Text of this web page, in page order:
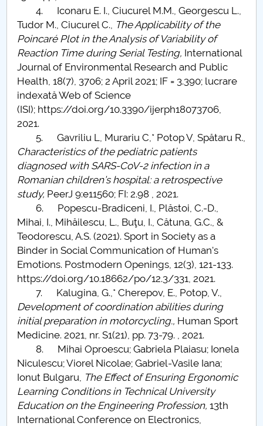
4. Iconaru E. I., Ciucurel M.M., Georgescu L.,
Tudor M., Ciucurel C., The Applicability of the
Poincaré Plot in the Analysis of Variability of
Reaction Time during Serial Testing, International
Journal of Environmental Research and Public
Health, 18(7), 3706; 2 April 2021; IF = 3.390; lucrare
indexată Web of Science
(ISI); https://doi.org/10.3390/ijerph18073706,
2021.
5. Gavriliu L, Murariu C,* Potop V, Spătaru R.,
Characteristics of the pediatric patients
diagnosed with SARS-CoV-2 infection in a
Romanian children’s hospital: a retrospective
study, PeerJ 9:e11560; FI: 2.98 , 2021.
6. Popescu-Bradiceni, I., Plăstoi, C.-D.,
Mihai, I., Mihăilescu, L., Buţu, I., Cătuna, G.C., &
Teodorescu, A.S. (2021). Sport in Society as a
Binder in Social Communication of Human's
Emotions. Postmodern Openings, 12(3), 121-133.
https://doi.org/10.18662/po/12.3/331, 2021.
7. Kalugina, G.,* Cherepov, E., Potop, V.,
Development of coordination abilities during
initial preparation in motorcycling., Human Sport
Medicine. 2021, nr. S1(21), pp. 73-79. , 2021.
8. Mihai Oproescu; Gabriela Plaiasu; Ionela
Niculescu; Viorel Nicolae; Gabriel-Vasile Iana;
Ionut Bulgaru, The Effect of Ensuring Ergonomic
Learning Conditions in Technical University
Education on the Engineering Profession,13th
International Conference on Electronics,